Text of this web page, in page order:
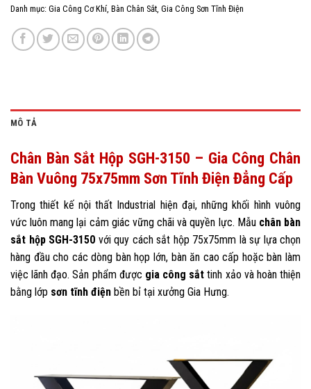
Danh mục: Gia Công Cơ Khí, Bàn Chân Sắt Gia Công Sơn Tĩnh Điện
MÔ TẢ
Chân Bàn Sắt Hộp SGH-3150 – Gia Công Chân
Bàn Vuông 75x75mm Sơn Tĩnh Điện Đẳng Cấp
Trong thiết kế nội thất Industrial hiện đại, những khối hình vuông
vức luôn mang lại cảm giác vững chãi và quyền lực. Mẫu chân bàn
sắt hộp SGH-3150 với quy cách sắt hộp 75x75mm là sự lựa chọn
hàng đầu cho các dòng bàn họp lớn, bàn ăn cao cấp hoặc bàn làm
việc lãnh đạo. Sản phẩm được gia công sắt tinh xảo và hoàn thiện
bằng lớp sơn tĩnh điện bền bỉ tại xưởng Gia Hưng.